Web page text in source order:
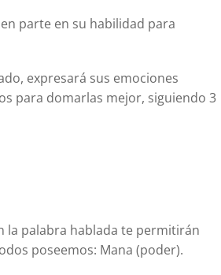
parte en su habilidad para
expresará sus emociones
para domarlas mejor, siguiendo 3
la palabra hablada te permitirán
poseemos: Mana (poder).